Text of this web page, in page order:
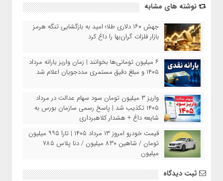
نوشته های مشابه
جهش ۱۶۰ دلاری طلا؛ امید به بازگشایی تنگه هرمز
بازار فلزات گران‌بها را داغ کرد
۶ میلیون تومانی‌ها بخوانند | زمان واریز یارانه مرداد
۱۴۰۵ و مبلغ دقیق مستمری مددجویان اعلام شد
واریز ۳ میلیون تومان سود سهام عدالت در مرداد
۱۴۰۵ تکذیب شد | پاسخ رسمی سازمان بورس به
شایعه داغ + هشدار کلاهبرداری
قیمت خودرو امروز ۱۳ مرداد ۱۴۰۵ | تارا ۹۹۵ میلیون
تومان / شاهین ۸۳۰ میلیون / دنا پلاس ۷۸۵
میلیون
ثبت دیدگاه